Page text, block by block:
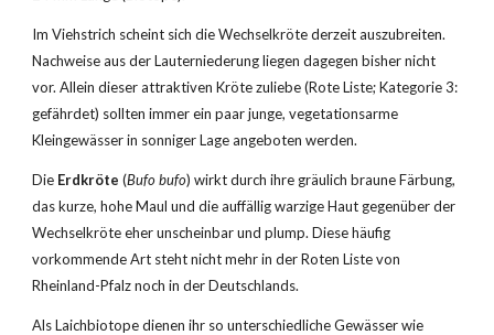
Im Viehstrich scheint sich die Wechselkröte derzeit auszubreiten.
Nachweise aus der Lauterniederung liegen dagegen bisher nicht
vor. Allein dieser attraktiven Kröte zuliebe (Rote Liste; Kategorie 3:
gefährdet) sollten immer ein paar junge, vegetationsarme
Kleingewässer in sonniger Lage angeboten werden.
Die Erdkröte (Bufo bufo) wirkt durch ihre gräulich braune Färbung,
das kurze, hohe Maul und die auffällig warzige Haut gegenüber der
Wechselkröte eher unscheinbar und plump. Diese häufig
vorkommende Art steht nicht mehr in der Roten Liste von
Rheinland-Pfalz noch in der Deutschlands.
Als Laichbiotope dienen ihr so unterschiedliche Gewässer wie